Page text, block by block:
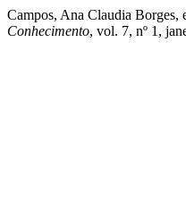
Campos, Ana Claudia Borges,
Conhecimento, vol. 7, nº 1,